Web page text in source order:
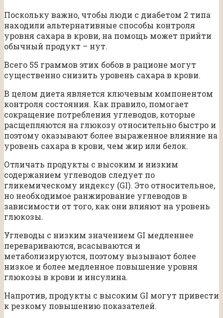
Поскольку важно, чтобы люди с диабетом 2 типа
находили альтернативные способы контроля
уровня сахара в крови, на помощь может прийти
обычный продукт – нут.
Всего 55 граммов этих бобов в рационе могут
существенно снизить уровень сахара в крови.
В целом диета является ключевым компонентом
контроля состояния. Как правило, помогает
сокращение потребления углеводов, которые
расщепляются на глюкозу относительно быстро и
поэтому оказывают более выраженное влияние на
уровень сахара в крови, чем жир или белок.
Отличать продукты с высоким и низким
содержанием углеводов следует по
гликемическому индексу (GI). Это относительное,
но необходимое ранжирование углеводов в
зависимости от того, как они влияют на уровень
глюкозы.
Углеводы с низким значением GI медленнее
перевариваются, всасываются и
метаболизируются, поэтому вызывают более
низкое и более медленное повышение уровня
глюкозы в крови и инсулина.
Напротив, продукты с высоким GI могут привести
к резкому повышению показателей.